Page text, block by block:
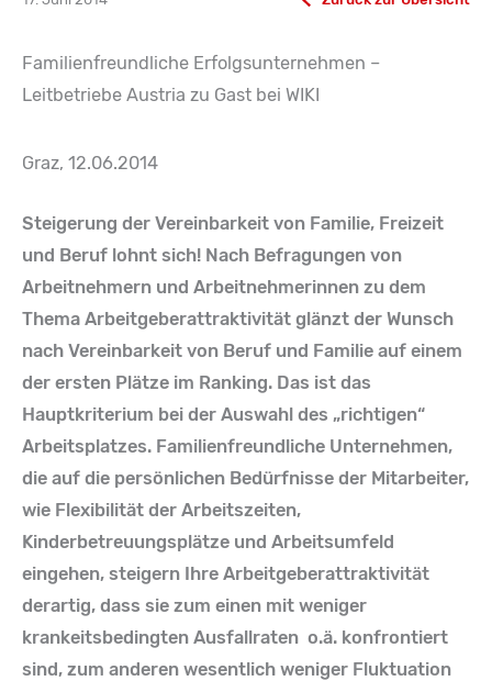
Familienfreundliche Erfolgsunternehmen –
Leitbetriebe Austria zu Gast bei WIKI
Graz, 12.06.2014
Steigerung der Vereinbarkeit von Familie, Freizeit
und Beruf lohnt sich! Nach Befragungen von
Arbeitnehmern und Arbeitnehmerinnen zu dem
Thema Arbeitgeberattraktivität glänzt der Wunsch
nach Vereinbarkeit von Beruf und Familie auf einem
der ersten Plätze im Ranking. Das ist das
Hauptkriterium bei der Auswahl des „richtigen“
Arbeitsplatzes. Familienfreundliche Unternehmen,
die auf die persönlichen Bedürfnisse der Mitarbeiter,
wie Flexibilität der Arbeitszeiten,
Kinderbetreuungsplätze und Arbeitsumfeld
eingehen, steigern Ihre Arbeitgeberattraktivität
derartig, dass sie zum einen mit weniger
krankeitsbedingten Ausfallraten o.ä. konfrontiert
sind, zum anderen wesentlich weniger Fluktuation